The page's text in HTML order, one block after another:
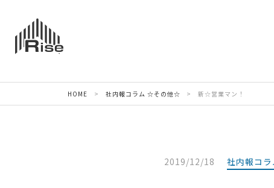
HOME > 社内報コラム ☆その他☆ > 新☆営業マン！
2019/12/18 社内報コラ